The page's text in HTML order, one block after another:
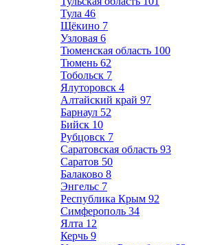
Тула 46
Щёкино 7
Узловая 6
Тюменская область 100
Тюмень 62
Тобольск 7
Ялуторовск 4
Алтайский край 97
Барнаул 52
Бийск 10
Рубцовск 7
Саратовская область 93
Саратов 50
Балаково 8
Энгельс 7
Республика Крым 92
Симферополь 34
Ялта 12
Керчь 9